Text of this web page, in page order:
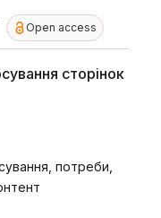
Open access
сторінок
потреби,